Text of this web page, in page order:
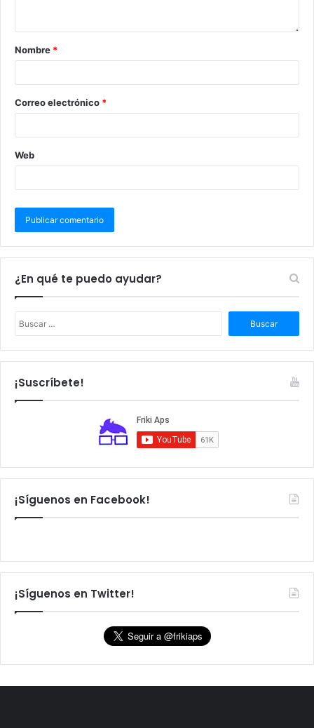
Nombre *
Correo electrónico *
Web
¿En qué te puedo ayudar?
s
c
¡Suscríbete!
¡Síguenos en Facebook!
¡Síguenos en Twitter!